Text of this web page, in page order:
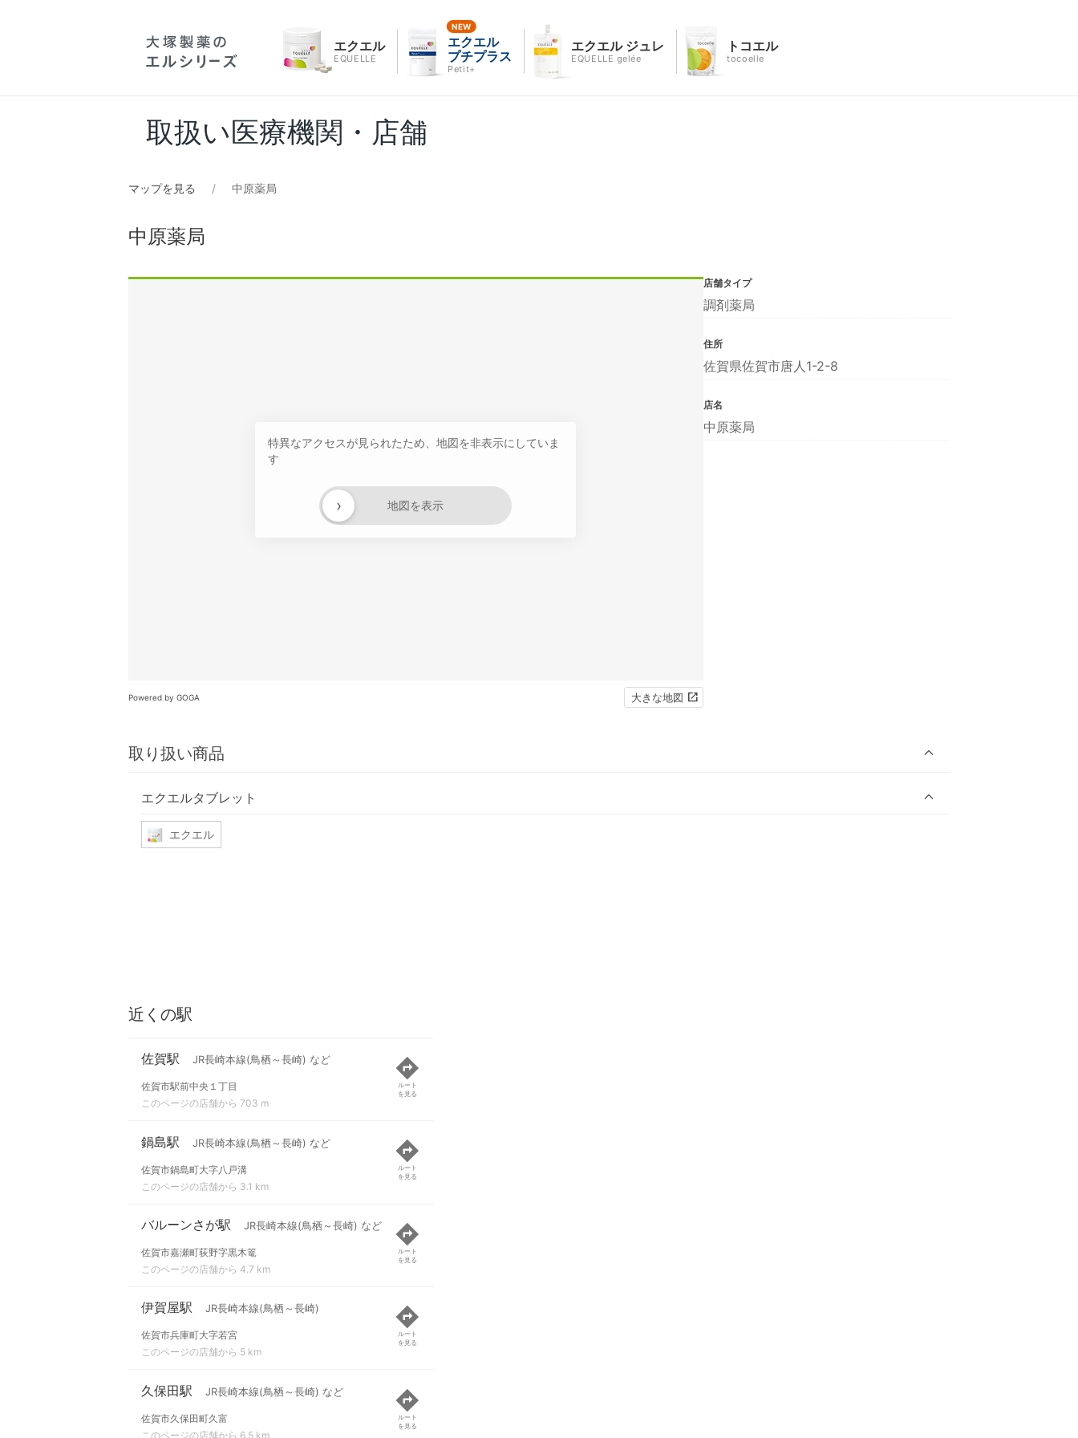
エクエル
EQUELLE
エクエル
プチプラス
Petit+
エクエル ジュレ
EQUELLE gelée
トコエル
tocoelle
取扱い医療機関・店舗
マップを見る 中原薬局
中原薬局
特異なアクセスが見られたため、地図を非表示にしていま
す
地図を表示
›
Powered by GOGA 大きな地図
取り扱い商品
エクエルタブレット
エクエル
店舗タイプ
調剤薬局
住所
佐賀県佐賀市唐人1-2-8
店名
中原薬局
近くの駅
佐賀駅 JR長崎本線(鳥栖～長崎) など
佐賀市駅前中央１丁目
このページの店舗から 703 m
ルート
を見る
鍋島駅 JR長崎本線(鳥栖～長崎) など
佐賀市鍋島町大字八戸溝
このページの店舗から 3.1 km
ルート
を見る
バルーンさが駅 JR長崎本線(鳥栖～長崎) など
佐賀市嘉瀬町荻野字黒木篭
このページの店舗から 4.7 km
ルート
を見る
伊賀屋駅 JR長崎本線(鳥栖～長崎)
佐賀市兵庫町大字若宮
このページの店舗から 5 km
ルート
を見る
久保田駅 JR長崎本線(鳥栖～長崎) など
佐賀市久保田町久富
このページの店舗から 6.5 km
ルート
を見る